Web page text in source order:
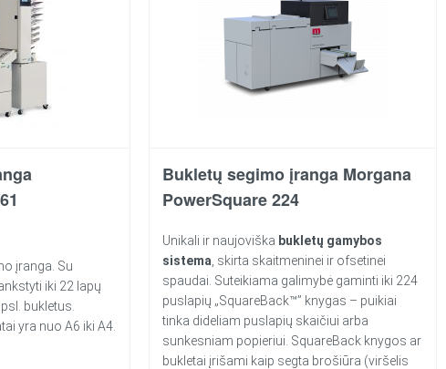
įranga. Su
iki 22 lapų
bukletus.
yra nuo A6 iki A4.
Bukletų segimo įranga Morgana
PowerSquare 224
Unikali ir naujoviška bukletų gamybos
sistema , skirta skaitmeninei ir ofsetinei
spaudai. Suteikiama galimybė gaminti iki 224
puslapių „SquareBack™” knygas – puikiai
tinka dideliam puslapių skaičiui arba
sunkesniam popieriui. SquareBack knygos ar
bukletai įrišami kaip segta brošiūra (viršelis